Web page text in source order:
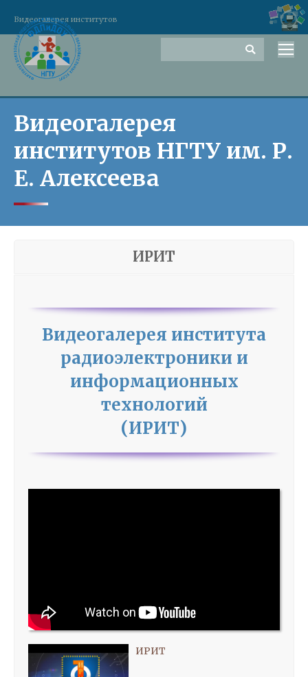
Видеогалерея институтов
Видеогалерея
институтов НГТУ им. Р.
Е. Алексеева
ИРИТ
Видеогалерея института
радиоэлектроники и
информационных
технологий
(ИРИТ)
ИРИТ